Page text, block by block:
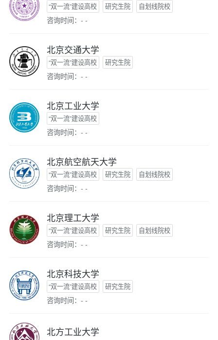
“双一流”建设高校 研究生院 自划线院校
咨询时间：- -
北京交通大学
“双一流”建设高校 研究生院
咨询时间：- -
北京工业大学
“双一流”建设高校
咨询时间：- -
北京航空航天大学
“双一流”建设高校 研究生院 自划线院校
咨询时间：- -
北京理工大学
“双一流”建设高校 研究生院 自划线院校
咨询时间：- -
北京科技大学
“双一流”建设高校 研究生院
咨询时间：- -
北方工业大学